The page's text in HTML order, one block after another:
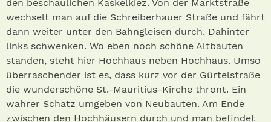
den beschaulichen Kaskelkiez. Von der Marktstraße
wechselt man auf die Schreiberhauer Straße und fährt
dann weiter unter den Bahngleisen durch. Dahinter
links schwenken. Wo eben noch schöne Altbauten
standen, steht hier Hochhaus neben Hochhaus. Umso
überraschender ist es, dass kurz vor der Gürtelstraße
die wunderschöne St.-Mau­ritius-Kirche thront. Ein
wahrer Schatz umgeben von Neubauten. Am Ende
zwischen den Hochhäusern durch und man befindet